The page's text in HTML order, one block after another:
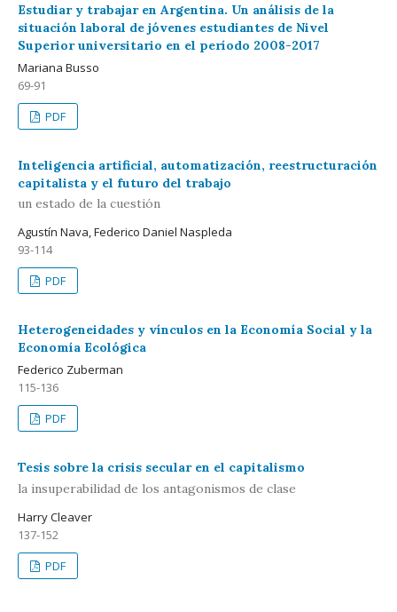
Estudiar y trabajar en Argentina. Un análisis de la
situación laboral de jóvenes estudiantes de Nivel
Superior universitario en el período 2008-2017
Mariana Busso
69-91
PDF
Inteligencia artificial, automatización, reestructuración
capitalista y el futuro del trabajo
un estado de la cuestión
Agustín Nava, Federico Daniel Naspleda
93-114
PDF
Heterogeneidades y vínculos en la Economía Social y la
Economía Ecológica
Federico Zuberman
115-136
PDF
Tesis sobre la crisis secular en el capitalismo
la insuperabilidad de los antagonismos de clase
Harry Cleaver
137-152
PDF